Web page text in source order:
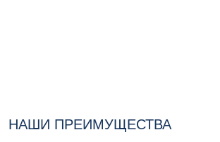
НАШИ ПРЕИМУЩЕСТВА